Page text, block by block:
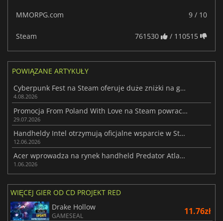
MMORPG.com 9 / 10
Steam 761530 / 110515
POWIĄZANE ARTYKUŁY
Cyberpunk Fest na Steam oferuje duże zniżki na gry futurystyczne
4.08.2026
Promocja From Poland With Love na Steam powraca z ogromnymi rabatami
29.07.2026
Handheldy Intel otrzymują oficjalne wsparcie w SteamOS 3.8.7 Beta
12.06.2026
Acer wprowadza na rynek handheld Predator Atlas 8 z grafiką Intel ARC G3
1.06.2026
WIĘCEJ GIER OD CD PROJEKT RED
Drake Hollow
GAMESEAL 11.76zł